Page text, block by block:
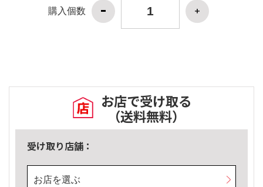
購入個数
お店で受け取る
（送料無料）
受け取り店舗：
お店を選ぶ